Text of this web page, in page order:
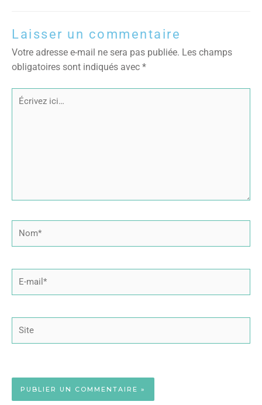
Laisser un commentaire
Votre adresse e-mail ne sera pas publiée. Les champs
obligatoires sont indiqués avec *
Écrivez
Nom*
Site